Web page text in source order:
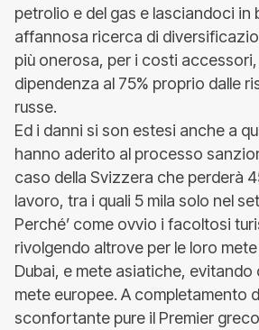
petrolio e del gas e lasciandoci in
affannosa ricerca di
più onerosa, per i costi
dipendenza al 75% proprio dalle
russe.
Ed i danni si son estesi anche a
hanno aderito al processo
caso della Svizzera che perderà
lavoro, tra i quali 5 mila solo nel
Perché’ come ovvio i facoltosi
rivolgendo altrove per le loro
Dubai, e mete asiatiche, evitando
mete europee. A completamento
sconfortante pure il Premier